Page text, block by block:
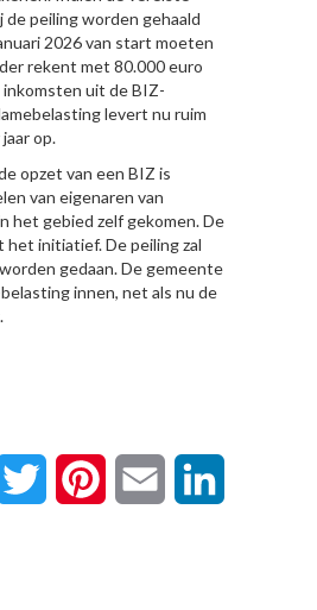
de peiling worden gehaald
2026 van start moeten
rekent met 80.000 euro
inkomsten uit de BIZ-
levert nu ruim
op.
opzet van een BIZ is
van eigenaren van
het gebied zelf gekomen. De
initiatief. De peiling zal
gedaan. De gemeente
innen, net als nu de
Twitter Pinterest Email